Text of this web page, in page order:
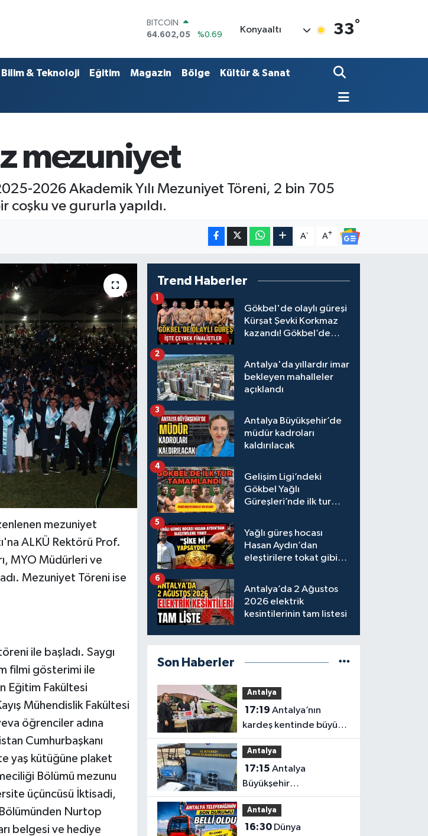
DOLAR
47,5986
%0.06
55,0700
%0.1
STERLİN
64.602,05
Konyaaltı 33°
Bilim & Teknoloji Eğitim Magazin Bölge Kültür & Sanat
mezuniyet
2026 Akademik Yılı Mezuniyet Töreni, 2 bin 705
coşku ve gururla yapıldı.
A- A+
mezuniyet
ALKÜ Rektörü Prof.
MYO Müdürleri ve
Mezuniyet Töreni ise
ile başladı. Saygı
filmi gösterimi ile
Eğitim Fakültesi
Mühendislik Fakültesi
öğrenciler adına
Cumhurbaşkanı
yaş kütüğüne plaket
Bölümü mezunu
üçüncüsü İktisadi,
Bölümünden Nurtop
belgesi ve hediye
Trend Haberler
Gökbel'de olaylı güreşi
Kürşat Şevki Korkmaz
kazandı! Gökbel’de
Gürbüz elendi!
1
Antalya'da yıllardır imar
bekleyen mahalleler
açıklandı
2
Antalya Büyükşehir’de
müdür kadroları
kaldırılacak
3
Gelişim Ligi’ndeki
Gökbel Yağlı
Güreşleri’nde ilk tur
4
Yağlı güreş hocası
Hasan Aydın’dan
eleştirilere tokat gibi
5
Antalya’da 2 Ağustos
2026 elektrik
kesintilerinin tam listesi
6
Son Haberler
Antalya
17:19
kardeş kentinde büyük
tanıtım
Antalya
17:15
Büyükşehir
Belediyesi’nden
üreticilere ücretsiz
destek
Antalya
16:30Dünya